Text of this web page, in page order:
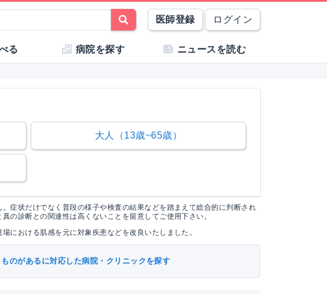
医師登録 ログイン
る 病院を探す ニュースを読む
大人（13歳~65歳）
症状だけでなく普段の様子や検査の結果などを踏まえて総合的に判断され
の診断との関連性は高くないことを留意してご使用下さい。
における肌感を元に対象疾患などを改良いたしました。
のがあるに対応した病院・クリニックを探す